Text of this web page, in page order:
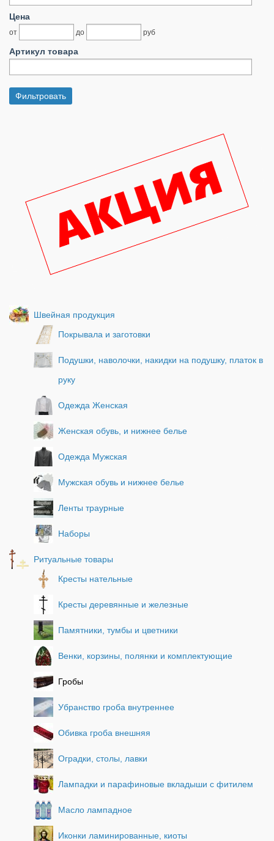
Цена
от до руб
Артикул товара
Швейная продукция
Покрывала и заготовки
Подушки, наволочки, накидки на подушку, платок в
руку
Одежда Женская
Женская обувь, и нижнее белье
Одежда Мужская
Мужская обувь и нижнее белье
Ленты траурные
Наборы
Ритуальные товары
Кресты нательные
Кресты деревянные и железные
Памятники, тумбы и цветники
Венки, корзины, полянки и комплектующие
Гробы
Убранство гроба внутреннее
Обивка гроба внешняя
Оградки, столы, лавки
Лампадки и парафиновые вкладыши с фитилем
Масло лампадное
Иконки ламинированные, киоты